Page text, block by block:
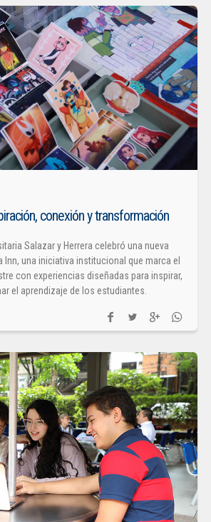
conexión y transformación
Salazar y Herrera celebró una nueva
Inn, una iniciativa institucional que marca el
con experiencias diseñadas para inspirar,
el aprendizaje de los estudiantes.